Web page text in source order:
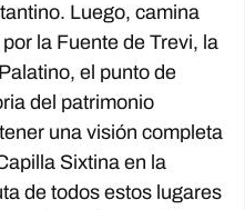
Luego, camina
la Fuente de Trevi, la
el punto de
del patrimonio
una visión completa
Sixtina en la
de todos estos lugares